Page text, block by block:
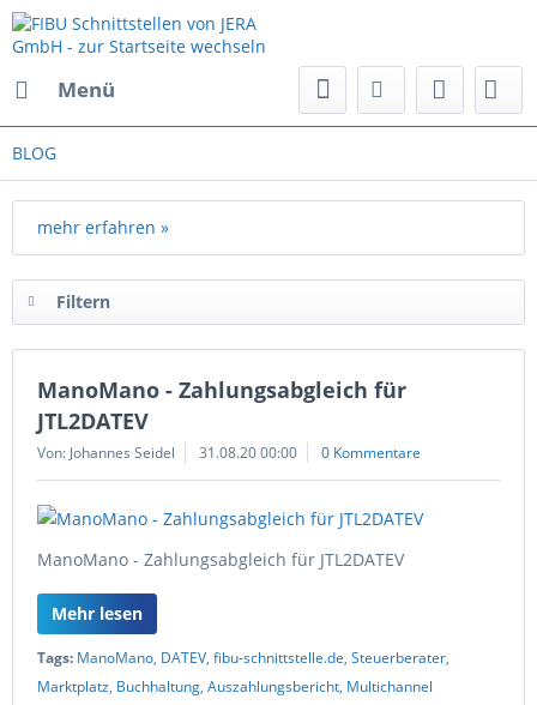
Menü
BLOG
mehr erfahren »
Filtern
ManoMano - Zahlungsabgleich für
JTL2DATEV
Von: Johannes Seidel 31.08.20 00:00 0 Kommentare
ManoMano - Zahlungsabgleich für JTL2DATEV
Mehr lesen
Tags: ManoMano, DATEV, fibu-schnittstelle.de, Steuerberater,
Marktplatz, Buchhaltung, Auszahlungsbericht, Multichannel